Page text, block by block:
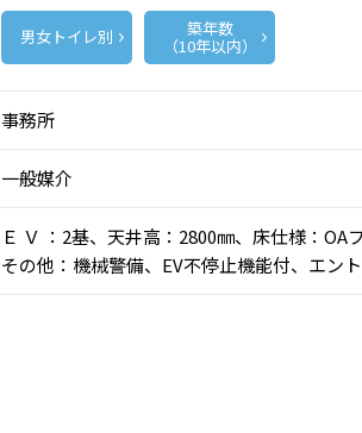
男女トイレ別 築年数
（10年以内）
事務所
一般媒介
Ｅ Ｖ ：2基、天井高：2800㎜、床仕様：
その他：機械警備、EV不停止機能付、エン